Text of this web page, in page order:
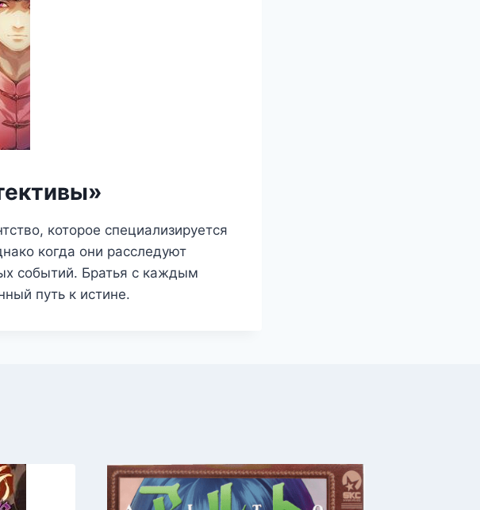
которое специализируется
когда они расследуют
событий. Братья с каждым
путь к истине.